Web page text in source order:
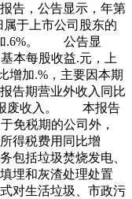
告，公告显示，年第
于上市公司股东的
加.6%。 公告显
本每股收益.元，上
加.%，主要因本期
期营业外收入同比
报废收入。 本报告
免税期的公司外，
得税费用同比增
括垃圾焚烧发电、
埋和灰渣处理处置
对生活垃圾、市政污